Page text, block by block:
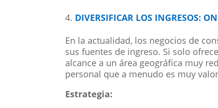
DIVERSIFICAR LOS INGRESOS:
En la actualidad, los negocios de
sus fuentes de ingreso. Si solo
alcance a un área geográfica muy
personal que a menudo es muy
Estrategia: